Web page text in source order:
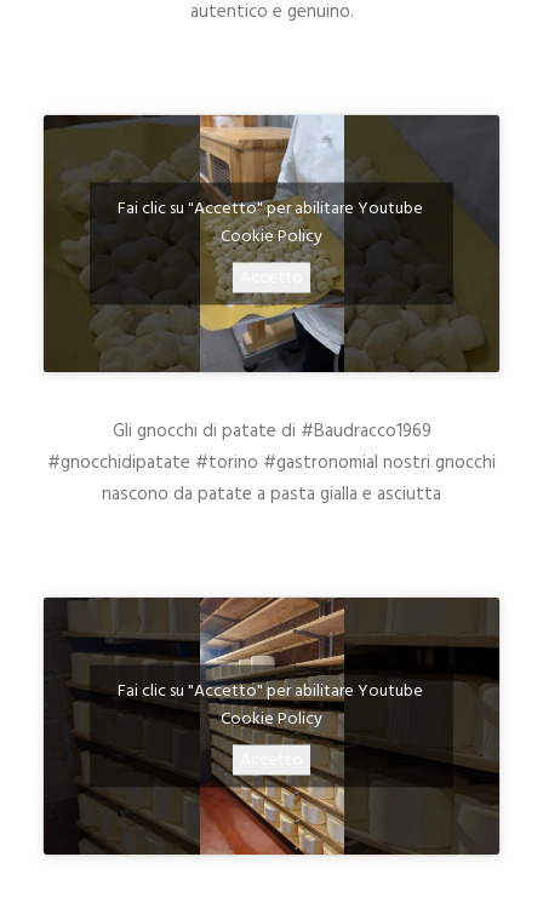
autentico e genuino.
Fai clic su "Accetto" per abilitare Youtube
Cookie Policy
Gli gnocchi di patate di #Baudracco1969
#gnocchidipatate #torino #gastronomiaI nostri gnocchi
nascono da patate a pasta gialla e asciutta
Fai clic su "Accetto" per abilitare Youtube
Cookie Policy